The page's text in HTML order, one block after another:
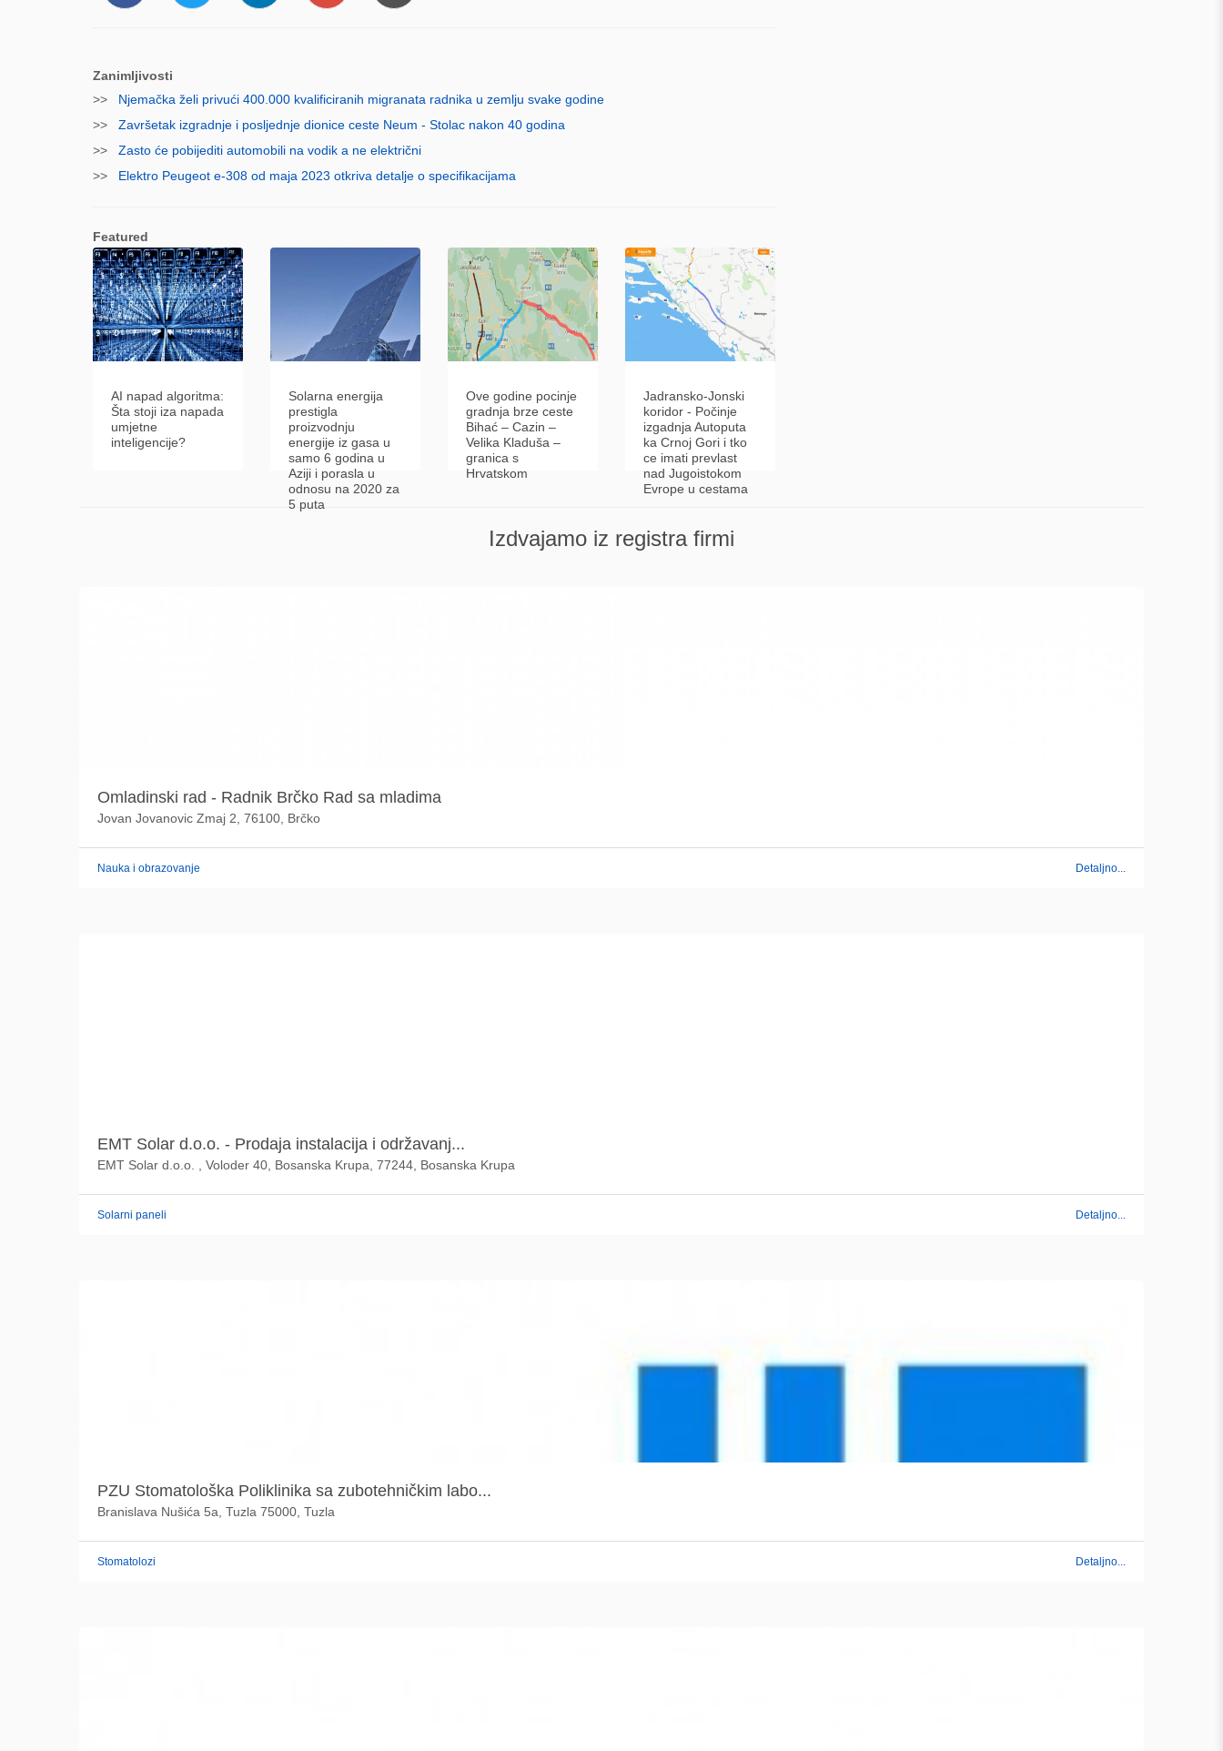
Zanimljivosti
>> Njemačka želi privući 400.000 kvalificiranih migranata radnika u zemlju svake godine
>> Završetak izgradnje i posljednje dionice ceste Neum - Stolac nakon 40 godina
>> Zasto će pobijediti automobili na vodik a ne električni
>> Elektro Peugeot e-308 od maja 2023 otkriva detalje o specifikacijama
Featured
AI napad algoritma:
Šta stoji iza napada
umjetne
inteligencije?
Solarna energija
prestigla
proizvodnju
energije iz gasa u
samo 6 godina u
Aziji i porasla u
odnosu na 2020 za
5 puta
Ove godine pocinje
gradnja brze ceste
Bihać – Cazin –
Velika Kladuša –
granica s
Hrvatskom
Jadransko-Jonski
koridor - Počinje
izgadnja Autoputa
ka Crnoj Gori i tko
ce imati prevlast
nad Jugoistokom
Evrope u cestama
Izdvajamo iz registra firmi
Omladinski rad - Radnik Brčko Rad sa mladima
Jovan Jovanovic Zmaj 2, 76100, Brčko
Nauka i obrazovanje Detaljno...
EMT Solar d.o.o. - Prodaja instalacija i održavanj...
EMT Solar d.o.o. , Voloder 40, Bosanska Krupa, 77244, Bosanska Krupa
Solarni paneli Detaljno...
PZU Stomatološka Poliklinika sa zubotehničkim labo...
Branislava Nušića 5a, Tuzla 75000, Tuzla
Stomatolozi Detaljno...